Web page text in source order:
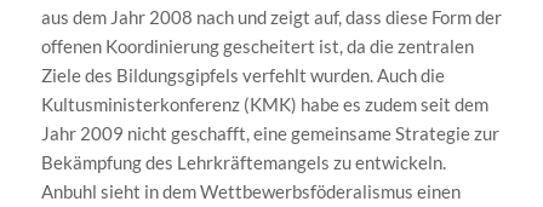
aus dem Jahr 2008 nach und zeigt auf, dass diese Form der
offenen Koordinierung gescheitert ist, da die zentralen
Ziele des Bildungsgipfels verfehlt wurden. Auch die
Kultusministerkonferenz (KMK) habe es zudem seit dem
Jahr 2009 nicht geschafft, eine gemeinsame Strategie zur
Bekämpfung des Lehrkräftemangels zu entwickeln.
Anbuhl sieht in dem Wettbewerbsföderalismus einen